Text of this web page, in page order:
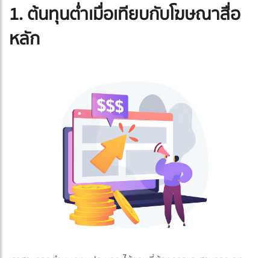
1. ต้นทุนต่ำเมื่อเทียบกับโฆษณาสื่อ
หลัก